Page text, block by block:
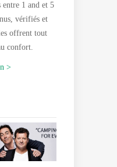
entre 1 and et 5
vérifiés et
offrent tout
confort.
>